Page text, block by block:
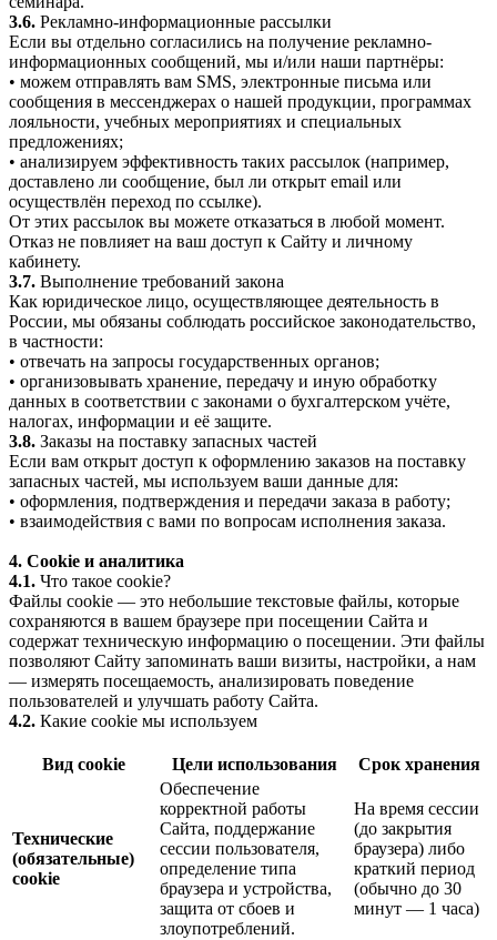
3.6. Рекламно-информационные рассылки
Если вы отдельно согласились на получение рекламно-
информационных сообщений, мы и/или наши партнёры:
• можем отправлять вам SMS, электронные письма или
сообщения в мессенджерах о нашей продукции, программах
лояльности, учебных мероприятиях и специальных
предложениях;
• анализируем эффективность таких рассылок (например,
доставлено ли сообщение, был ли открыт email или
осуществлён переход по ссылке).
От этих рассылок вы можете отказаться в любой момент.
Отказ не повлияет на ваш доступ к Сайту и личному
кабинету.
3.7. Выполнение требований закона
Как юридическое лицо, осуществляющее деятельность в
России, мы обязаны соблюдать российское законодательство,
в частности:
• отвечать на запросы государственных органов;
• организовывать хранение, передачу и иную обработку
данных в соответствии с законами о бухгалтерском учёте,
налогах, информации и её защите.
3.8. Заказы на поставку запасных частей
Если вам открыт доступ к оформлению заказов на поставку
запасных частей, мы используем ваши данные для:
• оформления, подтверждения и передачи заказа в работу;
• взаимодействия с вами по вопросам исполнения заказа.
4. Cookie и аналитика
4.1. Что такое cookie?
Файлы cookie — это небольшие текстовые файлы, которые
сохраняются в вашем браузере при посещении Сайта и
содержат техническую информацию о посещении. Эти файлы
позволяют Сайту запоминать ваши визиты, настройки, а нам
— измерять посещаемость, анализировать поведение
пользователей и улучшать работу Сайта.
4.2. Какие cookie мы используем
Вид cookie Цели использования Срок хранения
Технические
(обязательные)
cookie
Обеспечение
корректной работы
Сайта, поддержание
сессии пользователя,
определение типа
браузера и устройства,
защита от сбоев и
злоупотреблений.
На время сессии
(до закрытия
браузера) либо
краткий период
(обычно до 30
минут — 1 часа)